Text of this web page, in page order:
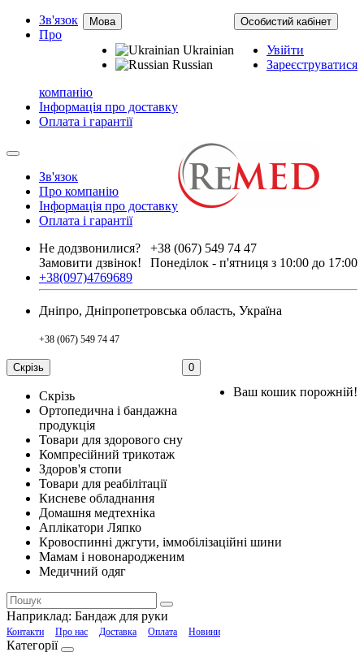
Особистий кабінет
Увійти
Зареєструватися
Мова
Ukrainian
Russian
Зв'язок
Про
компанію
Інформація про доставку
Оплата і гарантії
Зв'язок
Про компанію
Інформація про доставку
Оплата і гарантії
+38 (067) 549 74 47
Понеділок - п'ятниця з 10:00 до 17:00
Не додзвонилися?
Замовити дзвінок!
+38(097)4769689
Дніпро, Дніпропетровська область, Україна
+38 (067) 549 74 47
0
Ваш кошик порожній!
Скрізь
Скрізь
Ортопедична і бандажна
продукція
Товари для здорового сну
Компресійний трикотаж
Здоров'я стопи
Товари для реабілітації
Кисневе обладнання
Домашня медтехніка
Аплікатори Ляпко
Кровоспинні джгути, іммобілізаційні шини
Мамам і новонародженим
Медичний одяг
Наприклад: Бандаж для руки
Контакти Про нас Доставка Оплата Новини
Категорії